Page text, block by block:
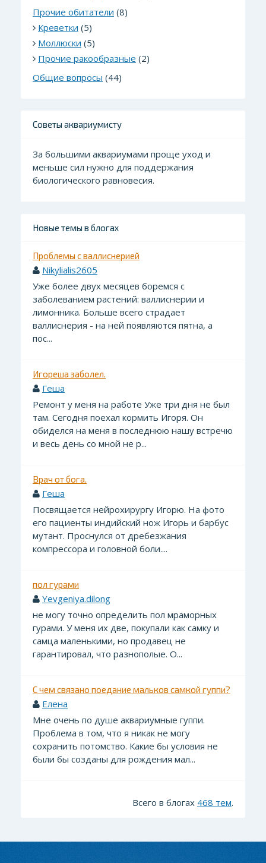
Прочие обитатели (8)
Креветки (5)
Моллюски (5)
Прочие ракообразные (2)
Общие вопросы (44)
Советы аквариумисту
За большими аквариумами проще уход и
меньше сил нужно для поддержания
биологического равновесия.
Новые темы в блогах
Проблемы с валлиснерией
Nikylialis2605
Уже более двух месяцев боремся с
заболеванием растений: валлиснерии и
лимонника. Больше всего страдает
валлиснерия - на ней появляются пятна, а
пос...
Игореша заболел.
Геша
Ремонт у меня на работе Уже три дня не был
там. Сегодня поехал кормить Игоря. Он
обиделся на меня в последнюю нашу встречю
и весь день со мной не р...
Врач от бога.
Геша
Посвящается нейрохирургу Игорю. На фото
его пациенты индийский нож Игорь и барбус
мутант. Проснулся от дребезжания
компрессора и головной боли....
пол гурами
Yevgeniya.dilong
не могу точно определить пол мраморных
гурами. У меня их две, покупали как самку и
самца маленькими, но продавец не
гарантировал, что разнополые. О...
С чем связано поедание мальков самкой гуппи?
Елена
Мне очень по душе аквариумные гуппи.
Проблема в том, что я никак не могу
сохранить потомство. Какие бы условия не
были бы созданы для рождения мал...
Всего в блогах 468 тем.